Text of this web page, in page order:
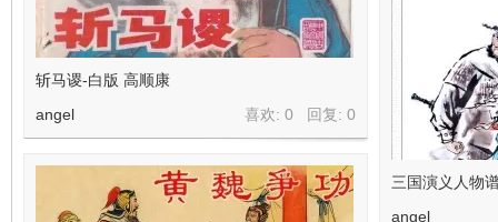
斩马谡-白版 高顺康
喜欢: 0 回复: 0
angel
三国演义人物
angel